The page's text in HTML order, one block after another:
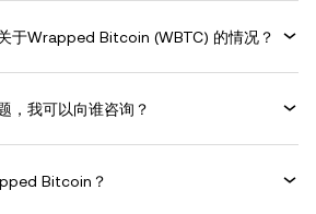
于Wrapped Bitcoin (WBTC) 的情况？
，我可以向谁咨询？
Bitcoin？